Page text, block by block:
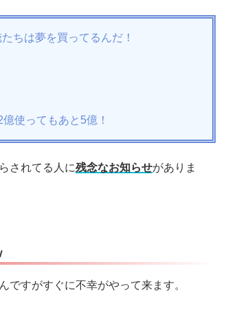
ちは夢を買ってるんだ！
使ってもあと5億！
されてる人に残念なお知らせがありま
ですがすぐに不幸がやって来ます。